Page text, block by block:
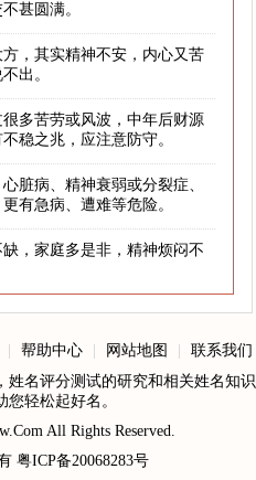
甚圆满。
，其实精神不安，内心又苦
出。
多苦劳或风波，中年后财源
稳之兆，应注意防守。
脏病、精神衰弱或分裂症、
有急病、遭难等危险。
，家庭多是非，精神烦闷不
帮助中心 网站地图
联系我们
姓名评分测试的研究和相关姓名知识
轻松起好名。
All Rights Reserved.
粤ICP备20068283号